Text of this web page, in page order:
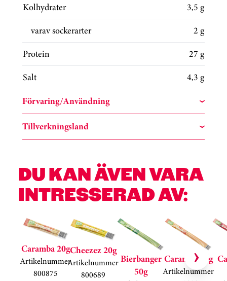
Kolhydrater
3,5 g
varav sockerarter
2 g
Protein
27 g
Salt
4,3 g
Förvaring/Användning
Tillverkningsland
DU KAN ÄVEN VARA
INTRESSERAD AV:
Hoppa över kortkarusell
Caramba 20g
Artikelnummer
800875
Cheezez 20g
Artikelnummer
800689
Bierbanger
50g
Caramba 50g
Artikelnummer